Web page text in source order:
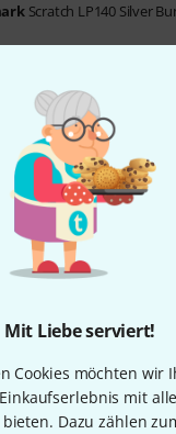
Mit Liebe serviert!
Cookies möchten wir
mit
Dazu zählen
Scratch LP140 Silver
Mixtrack Go Bundle
lieferbar
Mixstream Pro+ EVA
lieferbar
lieferbar